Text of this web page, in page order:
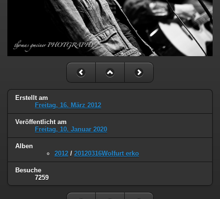
Erstellt am
Freitag, 16. März 2012
Veröffentlicht am
Freitag, 10. Januar 2020
Alben
2012 / 20120316Wolfurt erko
Besuche
7259